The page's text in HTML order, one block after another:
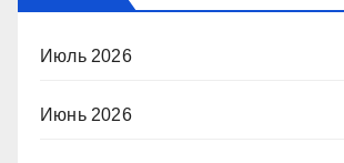
Июль 2026
Июнь 2026